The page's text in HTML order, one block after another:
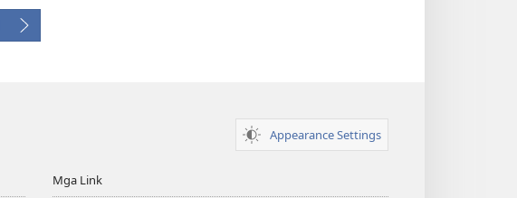
Appearance Settings
Mga Link